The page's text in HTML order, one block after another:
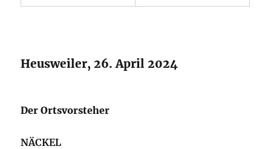
Heusweiler, 26. April 2024
Der Ortsvorsteher
NÄCKEL